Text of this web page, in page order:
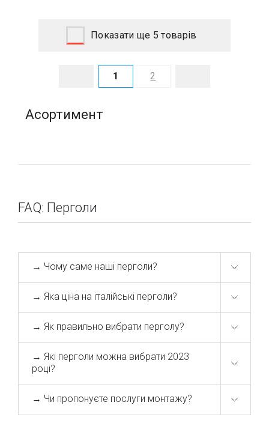
Показати ще 5 товарів
1 2
Асортимент
FAQ: Перголи
→ Чому саме наші перголи?
→ Яка ціна на італійські перголи?
→ Як правильно вибрати перголу?
→ Які перголи можна вибрати 2023
році?
→ Чи пропонуєте послуги монтажу?